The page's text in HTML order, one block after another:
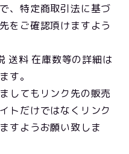
、特定商取引法に基づ
をご確認頂けますよう
送料 在庫数等の詳細は
す。
してもリンク先の販売
トだけではなくリンク
すようお願い致しま